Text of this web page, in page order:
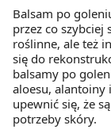
Balsam po
przez co szybciej
roślinne, ale też
się do
balsamy po
aloesu, alantoiny
upewnić się, że
potrzeby skóry.